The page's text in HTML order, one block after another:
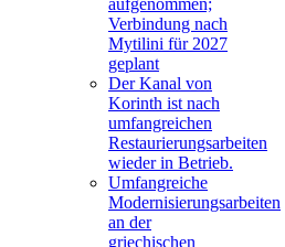
aufgenommen;
Verbindung nach
Mytilini für 2027
geplant
Der Kanal von
Korinth ist nach
umfangreichen
Restaurierungsarbeiten
wieder in Betrieb.
Umfangreiche
Modernisierungsarbeiten
an der
griechischen